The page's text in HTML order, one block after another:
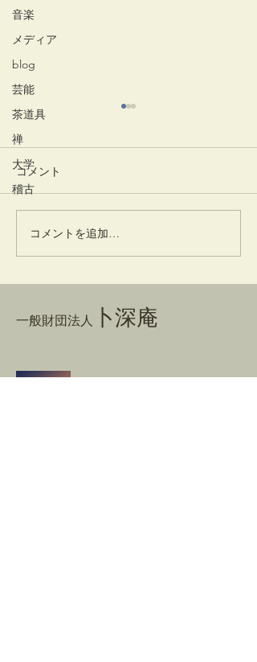
音楽
メディア
blog
芸能
茶道具
禅
大学
稽古
井でし月かも
コメント
コメントを追加…
一般財団法人 卜深庵